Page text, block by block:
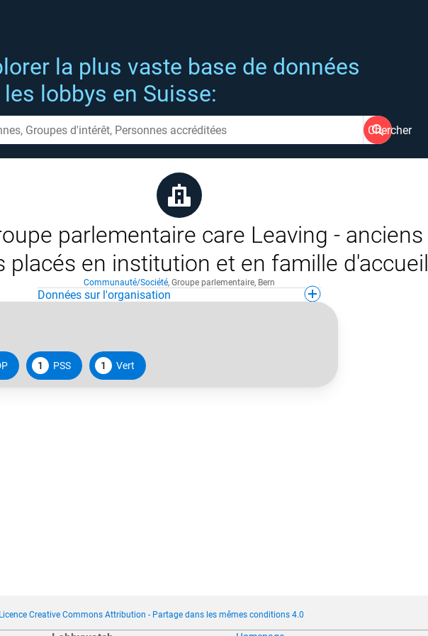
la plus vaste base de données
lobbys en Suisse:
Chercher
parlementaire care Leaving - anciens
placés en institution et en famille d'accueil
Communauté/Société, Groupe parlementaire, Bern
Données sur l'organisation
1 PSS 1 Vert
Licence Creative Commons Attribution - Partage dans les mêmes conditions 4.0